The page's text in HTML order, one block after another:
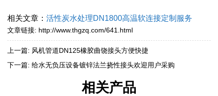
相关文章： 活性炭水处理DN1800高温软连接定制服务
文章链接: http://www.thgzq.com/641.html
上一篇: 风机管道DN125橡胶曲饶接头方便快捷
下一篇: 给水无负压设备镀锌法兰挠性接头欢迎用户采购
相关产品